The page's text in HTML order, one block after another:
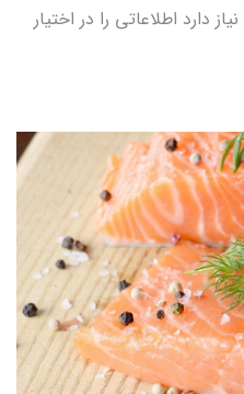
نیاز دارد اطلاعاتی را در اختیار